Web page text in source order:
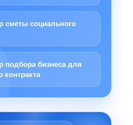
сметы социального
подбора бизнеса для
контракта